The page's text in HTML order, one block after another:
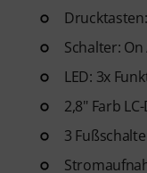
Schalter: On
LED: 3x
2,8" Farb
3